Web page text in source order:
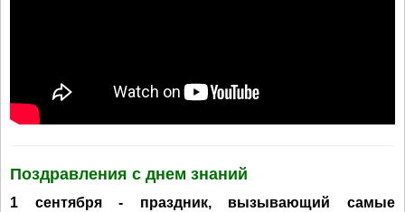
Поздравления с днем знаний
1 сентября - праздник, вызывающий самые